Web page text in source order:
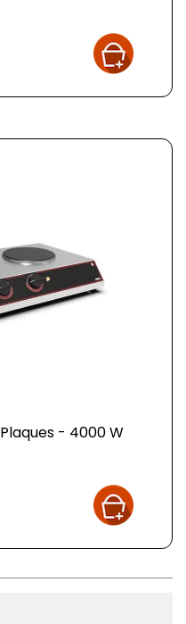
- 4000 W